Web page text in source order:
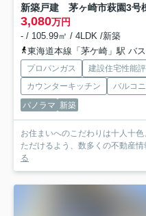
新築戸建 茅ヶ崎市萩園3号
3,080万円
- / 105.99㎡ / 4LDK /新築
東海道本線「茅ケ崎」駅 バ
プロパンガス 建設住宅性能
カウンターキッチン
バルコ
パノラマ 新築
お住まいへのこだわりは十人十
ただけるよう、数多くの不動産
る